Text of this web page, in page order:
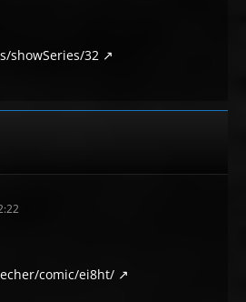
showSeries/32
comic/ei8ht/